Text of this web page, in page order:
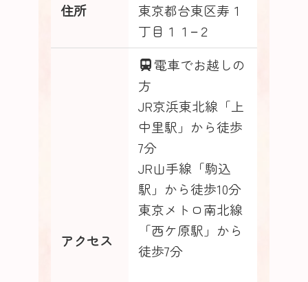
住所
東京都台東区寿１
丁目１１−２
アクセス
電車でお越しの
方
JR京浜東北線「上
中里駅」から徒歩
7分
JR山手線「駒込
駅」から徒歩10分
東京メトロ南北線
「西ケ原駅」から
徒歩7分